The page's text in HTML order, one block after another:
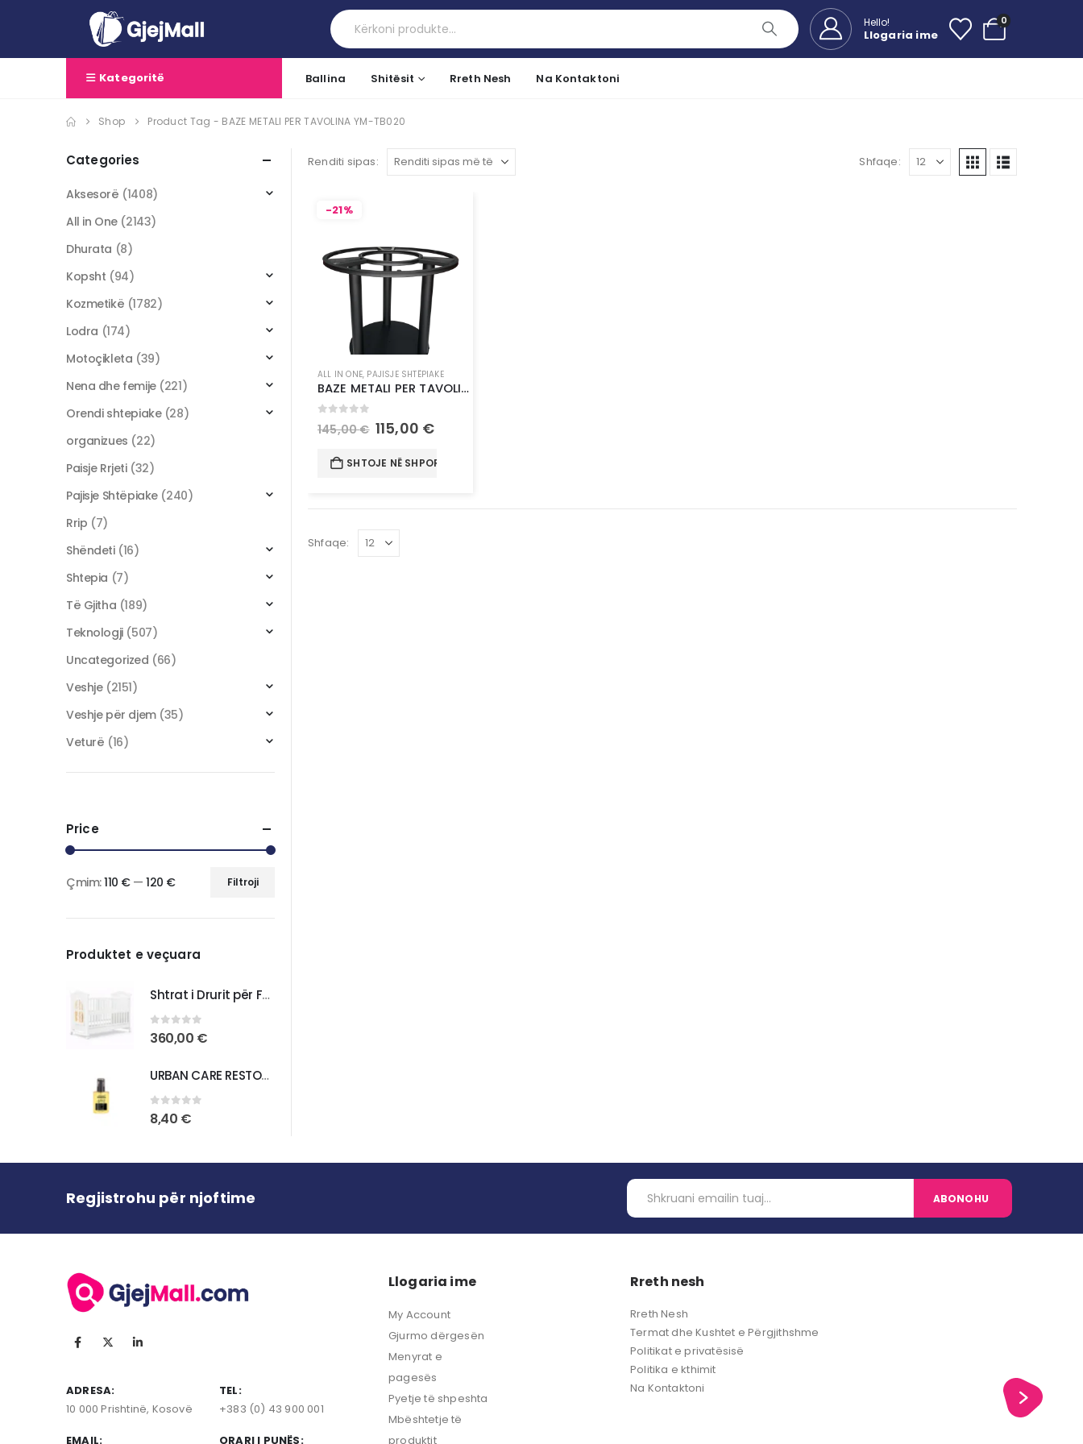
Hello!
Llogaria ime
0
Kategoritë Ballina Shitësit Rreth Nesh Na Kontaktoni
Shop Product Tag - BAZE METALI PER TAVOLINA YM-TB020
Renditi sipas: Shfaqe:
-21%
ALL IN ONE, PAJISJE SHTËPIAKE
BAZE METALI PER TAVOLINA
145,00€ 115,00 €
SHTOJE NË SHPORTË
Shfaqe:
Categories
Aksesorë (1408)
All in One (2143)
Dhurata (8)
Kopsht (94)
Kozmetikë (1782)
Lodra (174)
Motoçikleta (39)
Nena dhe femije (221)
Orendi shtepiake (28)
organizues (22)
Paisje Rrjeti (32)
Pajisje Shtëpiake (240)
Rrip (7)
Shëndeti (16)
Shtepia (7)
Të Gjitha (189)
Teknologji (507)
Uncategorized (66)
Veshje (2151)
Veshje për djem (35)
Veturë (16)
Price
Filtroji
Çmim:110 €—120 €
Produktet e veçuara
Shtrat i Drurit për Foshnja – Komoditet dhe Praktikë për Fëmijën Tuaj
0 out of 5
360,00 €
URBAN CARE RESTORE REPAIR BONDING OIL ANTI DAMAGE HAIR CARE OIL
0 out of 5
8,40 €
Regjistrohu për njoftime
ADRESA:
10 000 Prishtinë, Kosovë
TEL:
+383 (0) 43 900 001
EMAIL: ORARI I PUNËS:
Llogaria ime
My Account
Gjurmo dërgesën
Menyrat e
pagesës
Pyetje të shpeshta
Mbështetje të
produktit
Rreth nesh
Rreth Nesh
Termat dhe Kushtet e Përgjithshme
Politikat e privatësisë
Politika e kthimit
Na Kontaktoni